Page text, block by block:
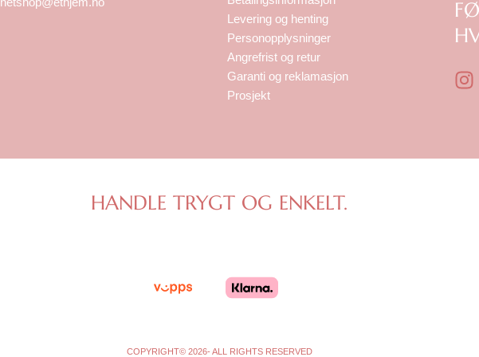
Levering og henting
Personopplysninger
Angrefrist og retur
Garanti og reklamasjon
Prosjekt
I
a
HANDLE TRYGT OG ENKELT.
COPYRIGHT© 2026- ALL RIGHTS RESERVED